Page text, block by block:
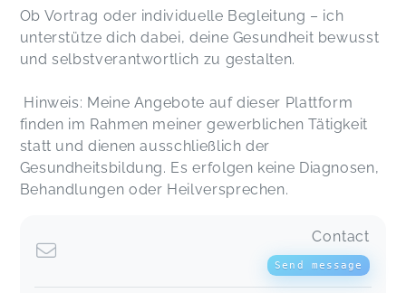
Ob Vortrag oder individuelle Begleitung – ich
unterstütze dich dabei, deine Gesundheit bewusst
und selbstverantwortlich zu gestalten.
Hinweis: Meine Angebote auf dieser Plattform
finden im Rahmen meiner gewerblichen Tätigkeit
statt und dienen ausschließlich der
Gesundheitsbildung. Es erfolgen keine Diagnosen,
Behandlungen oder Heilversprechen.
Contact
Send message